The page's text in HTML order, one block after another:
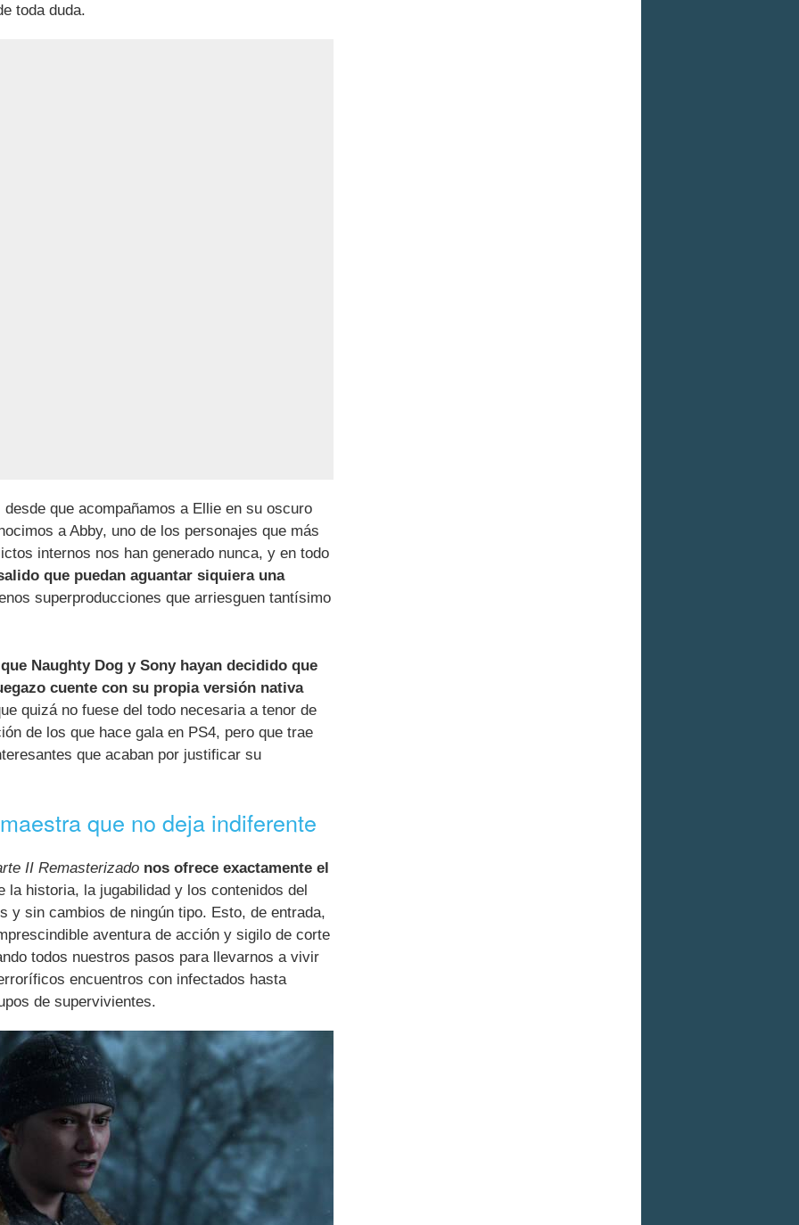
toda duda.
que acompañamos a Ellie en su oscuro
a Abby, uno de los personajes que más
internos nos han generado nunca, y en todo
que puedan aguantar siquiera una
superproducciones que arriesguen tantísimo
Naughty Dog y Sony hayan decidido que
cuente con su propia versión nativa
quizá no fuese del todo necesaria a tenor de
de los que hace gala en PS4, pero que trae
que acaban por justificar su
que no deja indiferente
II Remasterizado nos ofrece exactamente el
la historia, la jugabilidad y los contenidos del
y sin cambios de ningún tipo. Esto, de entrada,
aventura de acción y sigilo de corte
todos nuestros pasos para llevarnos a vivir
encuentros con infectados hasta
de supervivientes.